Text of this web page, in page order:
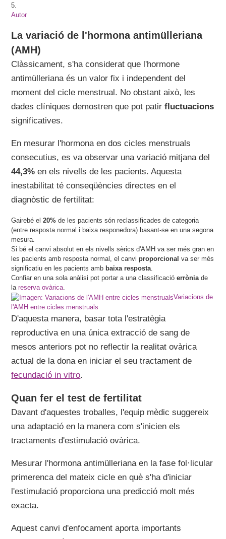
5.
Autor
La variació de l'hormona antimülleriana
(AMH)
Clàssicament, s'ha considerat que l'hormone
antimülleriana és un valor fix i independent del
moment del cicle menstrual. No obstant això, les
dades clíniques demostren que pot patirfluctuacions
significatives.
En mesurar l'hormona en dos cicles menstruals
consecutius, es va observar una variació mitjana del
44,3% en els nivells de les pacients. Aquesta
inestabilitat té conseqüències directes en el
diagnòstic de fertilitat:
Gairebé el20% de les pacients són reclassificades de categoria
(entre resposta normal i baixa responedora) basant-se en una segona
mesura.
Si bé el canvi absolut en els nivells sèrics d'AMH va ser més gran en
les pacients amb resposta normal, el canviproporcional va ser més
significatiu en les pacients amb baixa resposta.
Confiar en una sola anàlisi pot portar a una classificacióerròniade
lareserva ovàrica.
Variacions de
l'AMH entre cicles menstruals
D'aquesta manera, basar tota l'estratègia
reproductiva en una única extracció de sang de
mesos anteriors pot no reflectir la realitat ovàrica
actual de la dona en iniciar el seu tractament de
fecundació in vitro.
Quan fer el test de fertilitat
Davant d'aquestes troballes, l'equip mèdic suggereix
una adaptació en la manera com s'inicien els
tractaments d'estimulació ovàrica.
Mesurar l'hormona antimülleriana en la fase fol·licular
primerenca del mateix cicle en què s'ha d'iniciar
l'estimulació proporciona una predicció molt més
exacta.
Aquest canvi d'enfocament aporta importants